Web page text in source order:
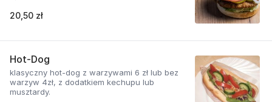
20,50 zł
Hot-Dog
klasyczny hot-dog z warzywami 6 zł lub bez
warzyw 4zł, z dodatkiem kechupu lub
musztardy.